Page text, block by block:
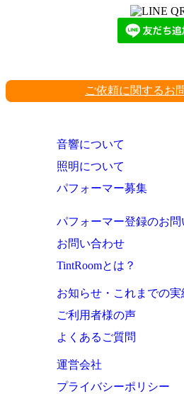
ご依頼に関するお
音響について
照明について
パフォーマー募集
パフォーマー登録のお問
お問い合わせ
TintRoomとは？
お知らせ・これまでの実
ご利用者様の声
よくあるご質問
運営会社
プライバシーポリシー